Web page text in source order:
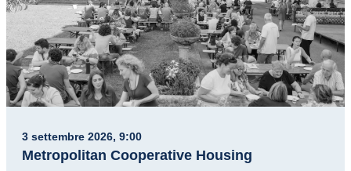
3 settembre 2026, 9:00
Metropolitan Cooperative Housing